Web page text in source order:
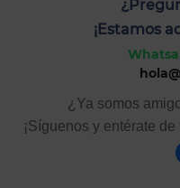
¡Estamos
¿Ya somos
¡Síguenos y entérate